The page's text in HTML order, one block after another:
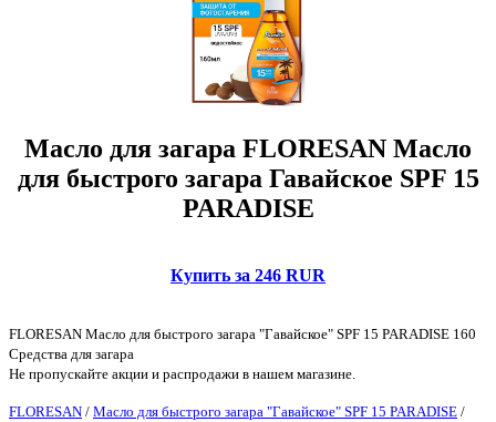
Масло для загара FLORESAN Масло
для быстрого загара Гавайское SPF 15
PARADISE
Купить за 246 RUR
FLORESAN Масло для быстрого загара "Гавайское" SPF 15 PARADISE 160
Средства для загара
Не пропускайте акции и распродажи в нашем магазине.
FLORESAN / Масло для быстрого загара "Гавайское" SPF 15 PARADISE /